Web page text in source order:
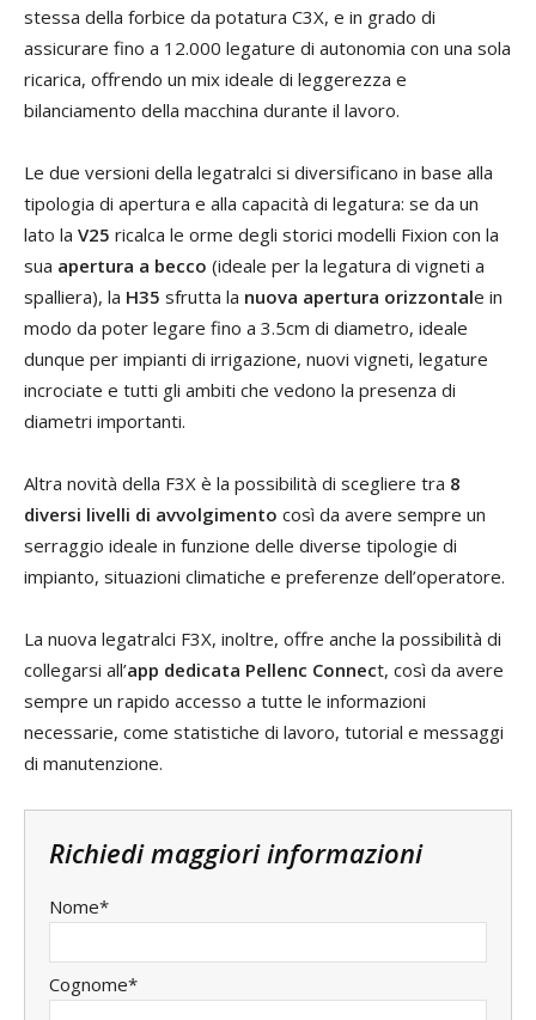
stessa della forbice da potatura C3X, e in grado di
assicurare fino a 12.000 legature di autonomia con una sola
ricarica, offrendo un mix ideale di leggerezza e
bilanciamento della macchina durante il lavoro.
Le due versioni della legatralci si diversificano in base alla
tipologia di apertura e alla capacità di legatura: se da un
lato la V25 ricalca le orme degli storici modelli Fixion con la
sua apertura a becco (ideale per la legatura di vigneti a
spalliera), la H35 sfrutta la nuova apertura orizzontale in
modo da poter legare fino a 3.5cm di diametro, ideale
dunque per impianti di irrigazione, nuovi vigneti, legature
incrociate e tutti gli ambiti che vedono la presenza di
diametri importanti.
Altra novità della F3X è la possibilità di scegliere tra 8
diversi livelli di avvolgimento così da avere sempre un
serraggio ideale in funzione delle diverse tipologie di
impianto, situazioni climatiche e preferenze dell’operatore.
La nuova legatralci F3X, inoltre, offre anche la possibilità di
collegarsi all’app dedicata Pellenc Connect, così da avere
sempre un rapido accesso a tutte le informazioni
necessarie, come statistiche di lavoro, tutorial e messaggi
di manutenzione.
Richiedi maggiori informazioni
Nome*
Cognome*